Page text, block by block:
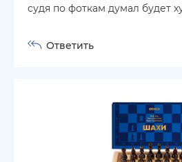
судя по фоткам думал будет
Ответить